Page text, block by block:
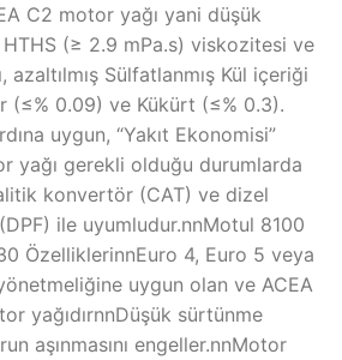
C2 motor yağı yani düşük
(≥ 2.9 mPa.s) viskozitesi ve
azaltılmış Sülfatlanmış Kül içeriği
(≤% 0.09) ve Kükürt (≤% 0.3).
uygun, “Yakıt Ekonomisi”
yağı gerekli olduğu durumlarda
konvertör (CAT) ve dizel
ile uyumludur.nnMotul 8100
ÖzelliklerinnEuro 4, Euro 5 veya
uygun olan ve ACEA
yağıdırnnDüşük sürtünme
aşınmasını engeller.nnMotor